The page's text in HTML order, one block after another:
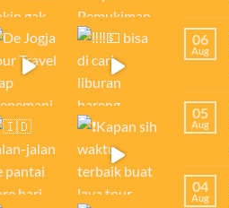
06
Aug
05
Aug
04
Aug